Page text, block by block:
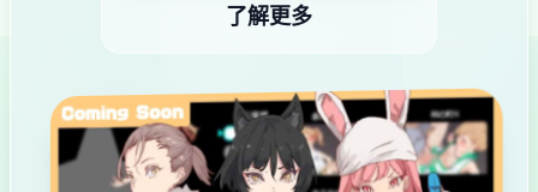
了解更多